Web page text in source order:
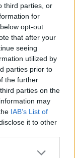
third parties, or
for
opt-out
that after your
seeing
utilized by
parties prior to
the further
parties on the
may
IAB’s List of
it to other
ożenić,
przynoszą
kulturalno-
w całym
lokalu pana
kobiety z
że